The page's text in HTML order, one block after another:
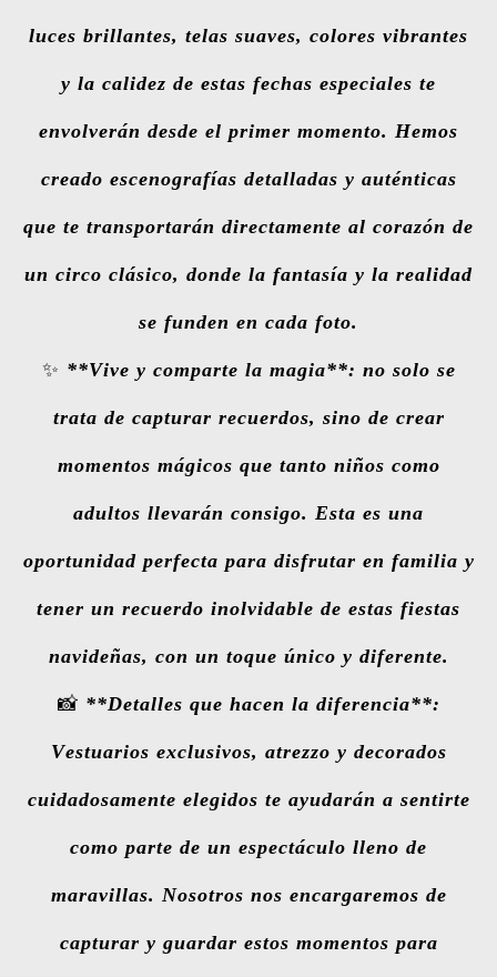
luces brillantes, telas suaves, colores vibrantes
y la calidez de estas fechas especiales te
envolverán desde el primer momento. Hemos
creado escenografías detalladas y auténticas
que te transportarán directamente al corazón de
un circo clásico, donde la fantasía y la realidad
se funden en cada foto.
✨ **Vive y comparte la magia**: no solo se
trata de capturar recuerdos, sino de crear
momentos mágicos que tanto niños como
adultos llevarán consigo. Esta es una
oportunidad perfecta para disfrutar en familia y
tener un recuerdo inolvidable de estas fiestas
navideñas, con un toque único y diferente.
📸 **Detalles que hacen la diferencia**:
Vestuarios exclusivos, atrezzo y decorados
cuidadosamente elegidos te ayudarán a sentirte
como parte de un espectáculo lleno de
maravillas. Nosotros nos encargaremos de
capturar y guardar estos momentos para